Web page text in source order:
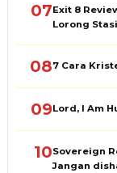
07Exit 8
Lorong
087 Cara
09Lord, I Am
10Sovereign
Jangan